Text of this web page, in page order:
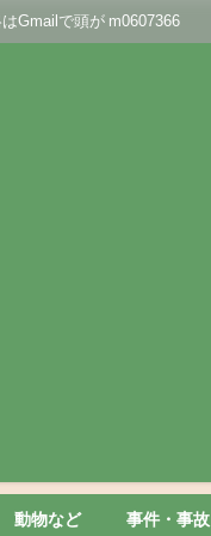
Gmailで頭が m0607366
動物など 事件・事故